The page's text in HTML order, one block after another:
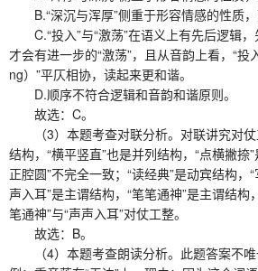
B.“深沉与浑厚”侧重于形容情感的性质，
C.“投入”与“激荡”在语义上有先后逻辑，
才会有进一步的“激荡”，且从音韵上看，“投
ng）”平仄相协，读起来更和谐。
D.顺序不符合逻辑和音韵和谐原则。
故选：C。
（3）本题考查对联分析。对联讲究对仗
结构，“横平竖直”也是并列结构，“点横撇捺
正腔圆”不完全一致；“读经典”是动宾结构，
声入耳”是主谓结构，“笔笔通神”是主谓结构
笔通神”与“声声入耳”对仗工整。
故选：B。
（4）本题考查朗读分析。此题答案不唯